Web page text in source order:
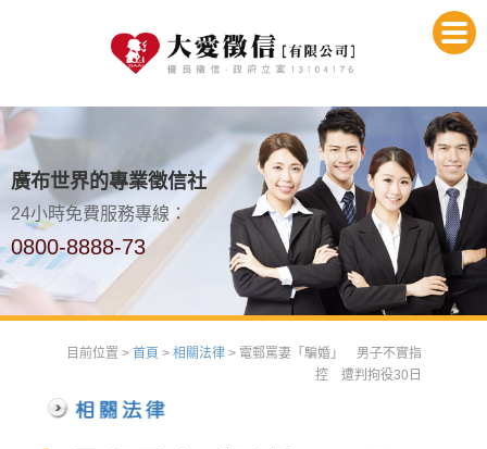
廣布世界的專業徵信社
24小時免費服務專線：
0800-8888-73
目前位置 > 首頁 > 相關法律 > 電郵罵妻「騙婚」 男子不實指
控 遭判拘役30日